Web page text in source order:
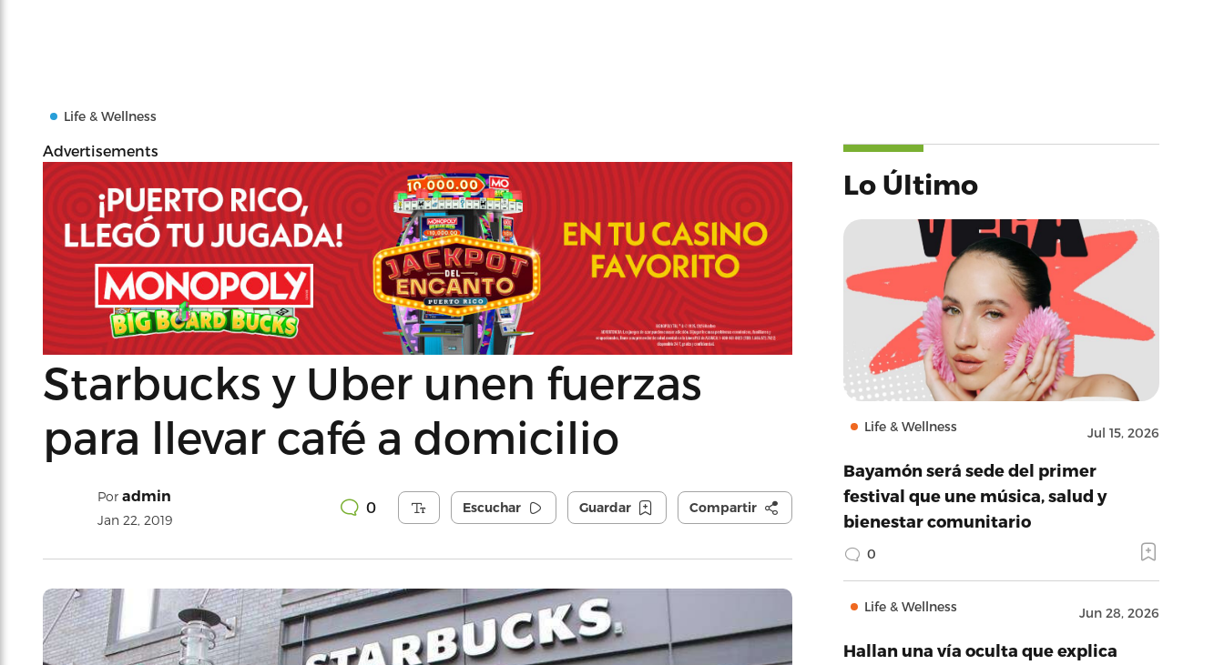
Life & Wellness
Advertisements
Starbucks y Uber unen fuerzas
para llevar café a domicilio
Por admin
Jan 22, 2019
0 Escuchar Guardar Compartir
Lo Último
Life & Wellness Jul 15, 2026
Bayamón será sede del primer
festival que une música, salud y
bienestar comunitario
0
Life & Wellness Jun 28, 2026
Hallan una vía oculta que explica